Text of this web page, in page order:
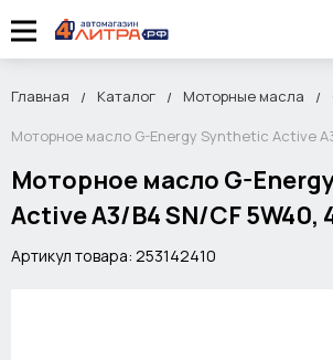
Главная Каталог Моторные масла
Моторное масло G-Energy Synthetic Active
Моторное масло G-
Active A3/B4 SN/CF 5W40,
Артикул товара: 253142410